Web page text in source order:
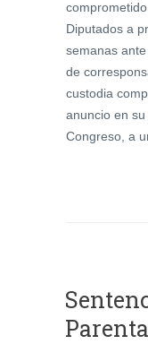
Diputados a
semanas
de
custodia
anuncio en
Congreso, a